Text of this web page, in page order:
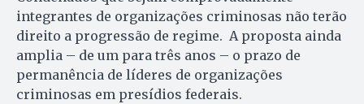
integrantes de organizações criminosas não terão
direito a progressão de regime. A proposta ainda
amplia – de um para três anos – o prazo de
permanência de líderes de organizações
criminosas em presídios federais.